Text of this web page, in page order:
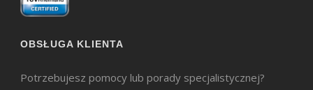
OBSŁUGA KLIENTA
Potrzebujesz pomocy lub porady specjalistycznej?